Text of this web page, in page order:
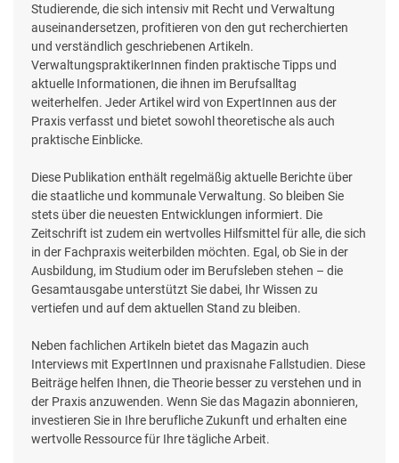
Studierende, die sich intensiv mit Recht und Verwaltung
auseinandersetzen, profitieren von den gut recherchierten
und verständlich geschriebenen Artikeln.
VerwaltungspraktikerInnen finden praktische Tipps und
aktuelle Informationen, die ihnen im Berufsalltag
weiterhelfen. Jeder Artikel wird von ExpertInnen aus der
Praxis verfasst und bietet sowohl theoretische als auch
praktische Einblicke.
Diese Publikation enthält regelmäßig aktuelle Berichte über
die staatliche und kommunale Verwaltung. So bleiben Sie
stets über die neuesten Entwicklungen informiert. Die
Zeitschrift ist zudem ein wertvolles Hilfsmittel für alle, die sich
in der Fachpraxis weiterbilden möchten. Egal, ob Sie in der
Ausbildung, im Studium oder im Berufsleben stehen – die
Gesamtausgabe unterstützt Sie dabei, Ihr Wissen zu
vertiefen und auf dem aktuellen Stand zu bleiben.
Neben fachlichen Artikeln bietet das Magazin auch
Interviews mit ExpertInnen und praxisnahe Fallstudien. Diese
Beiträge helfen Ihnen, die Theorie besser zu verstehen und in
der Praxis anzuwenden. Wenn Sie das Magazin abonnieren,
investieren Sie in Ihre berufliche Zukunft und erhalten eine
wertvolle Ressource für Ihre tägliche Arbeit.